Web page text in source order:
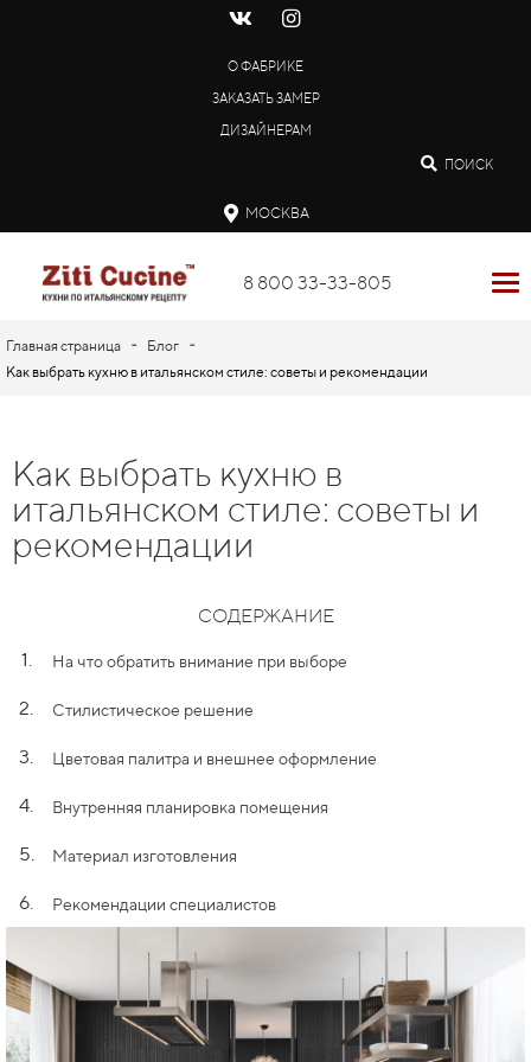
О ФАБРИКЕ
ЗАКАЗАТЬ ЗАМЕР
ДИЗАЙНЕРАМ
ПОИСК
МОСКВА
8 800 33-33-805
Главная страница - Блог -
Как выбрать кухню в итальянском стиле: советы и рекомендации
Как выбрать кухню в
итальянском стиле: советы и
рекомендации
СОДЕРЖАНИЕ
1.
На что обратить внимание при выборе
2. Стилистическое решение
3. Цветовая палитра и внешнее оформление
4. Внутренняя планировка помещения
5. Материал изготовления
6. Рекомендации специалистов